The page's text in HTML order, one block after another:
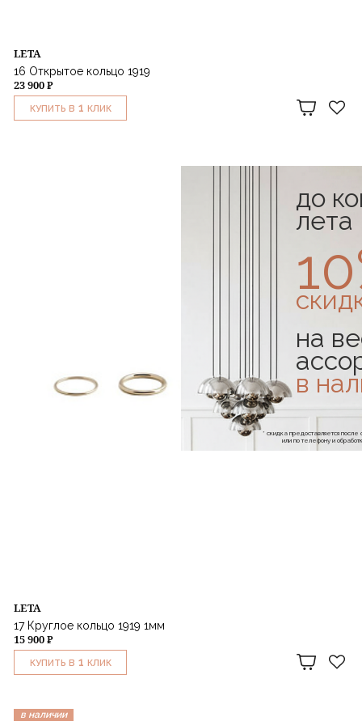
LETA
16 Открытое кольцо 1919
23 900 ₽
КУПИТЬ В 1 КЛИК
LETA
17 Круглое кольцо 1919 1мм
15 900 ₽
КУПИТЬ В 1 КЛИК
в наличии
до
лета
на
в
* скидка предоставляется
или по телефону и